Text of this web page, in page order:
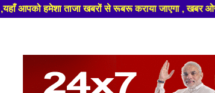
से रूबरू कराया जाएगा , खबर ओर विज्ञापन के लिए